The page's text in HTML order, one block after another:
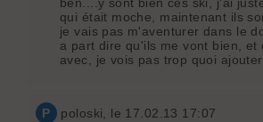
ben....y sont bien ces ski, j'ai
qui était moche, maintenant ils
je vais pas m'aventurer dans le
a part dire qu'ils me vont bien, et
avec, je vois pas trop quoi
P poloski, le 17.02.13 17:07